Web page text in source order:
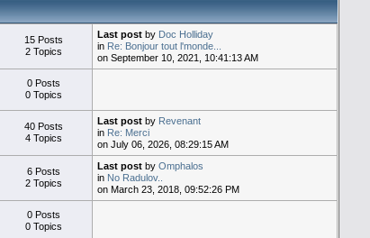
15 Posts
2 Topics
Last post by Doc Holliday
in Re: Bonjour tout l'monde...
on September 10, 2021, 10:41:13 AM
0 Posts
0 Topics
40 Posts
4 Topics
Last post by Revenant
in Re: Merci
on July 06, 2026, 08:29:15 AM
6 Posts
2 Topics
Last post byOmphalos
in No Radulov..
on March 23, 2018, 09:52:26 PM
0 Posts
0 Topics